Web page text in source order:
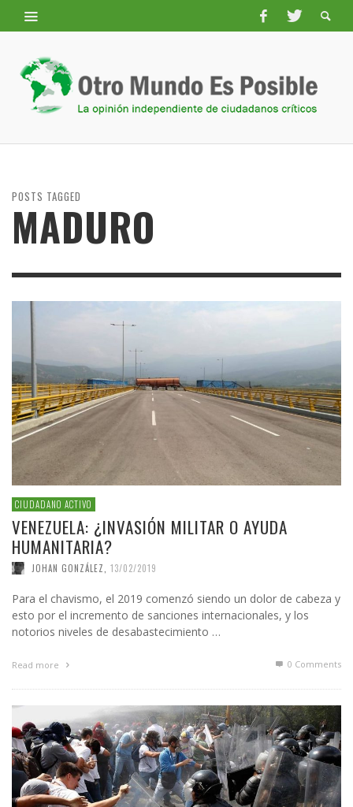
POSTS TAGGED
MADURO
CIUDADANO ACTIVO
VENEZUELA: ¿INVASIÓN MILITAR O AYUDA
HUMANITARIA?
JOHAN GONZÁLEZ 13/02/2019
Para el chavismo, el 2019 comenzó siendo un dolor de cabeza y
esto por el incremento de sanciones internacionales, y los
notorios niveles de desabastecimiento …
Read more 0 Comments